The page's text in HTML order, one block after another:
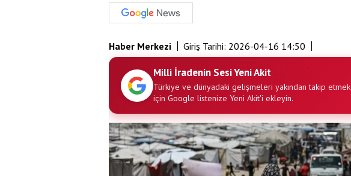
Haber Merkezi Giriş Tarihi: 2026-04-16 14:50
Milli İradenin Sesi Yeni Akit
Türkiye ve dünyadaki gelişmeleri yakından takip etmek
için Google listenize Yeni Akit'i ekleyin.